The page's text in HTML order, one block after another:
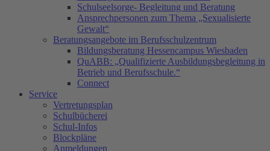
Schulseelsorge- Begleitung und Beratung
Ansprechpersonen zum Thema „Sexualisierte
Gewalt“
Beratungsangebote im Berufsschulzentrum
Bildungsberatung Hessencampus Wiesbaden
QuABB: „Qualifizierte Ausbildungsbegleitung in
Betrieb und Berufsschule.“
Connect
Service
Vertretungsplan
Schulbücherei
Schul-Infos
Blockpläne
Anmeldungen